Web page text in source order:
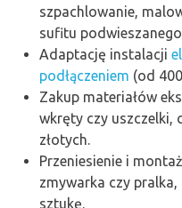
szpachlowanie,
sufitu podwieszanego
Adaptację instalacji
podłączeniem (od
Zakup materiałów
wkręty czy uszczelki,
złotych.
Przeniesienie i
zmywarka czy pralka,
sztukę.